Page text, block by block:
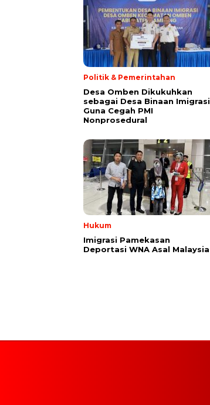
Politik & Pemerintahan
Desa Omben Dikukuhkan
sebagai Desa Binaan Imigrasi
Guna Cegah PMI
Nonprosedural
Hukum
Imigrasi Pamekasan
Deportasi WNA Asal Malaysia